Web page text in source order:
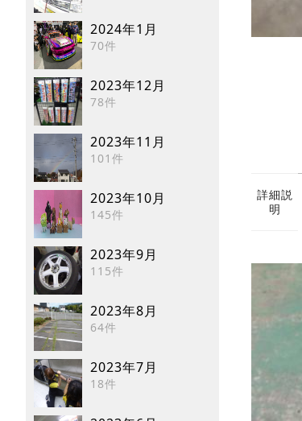
2024年1月
70件
2023年12月
78件
2023年11月
101件
2023年10月
145件
2023年9月
115件
2023年8月
64件
2023年7月
18件
詳細説
明